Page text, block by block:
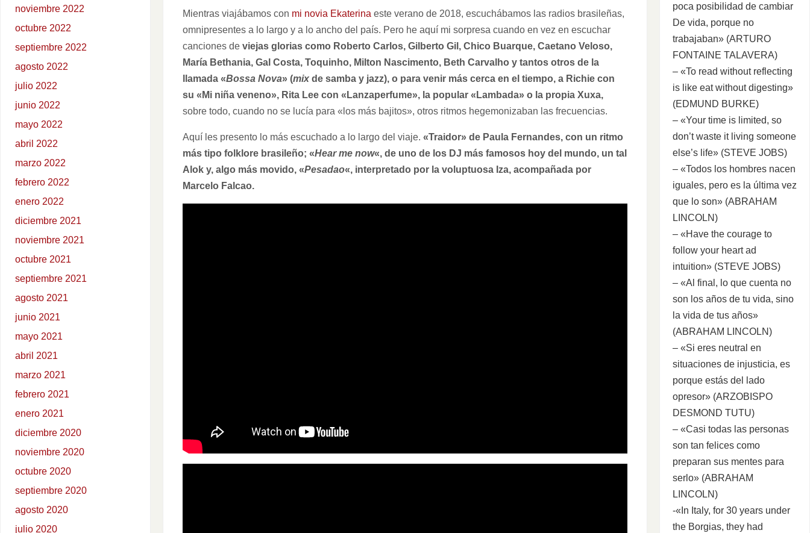
Mientras viajábamos con mi novia Ekaterina este verano de 2018, escuchábamos las radios brasileñas,
omnipresentes a lo largo y a lo ancho del país. Pero he aquí mi sorpresa cuando en vez en escuchar
canciones de viejas glorias como Roberto Carlos, Gilberto Gil, Chico Buarque, Caetano Veloso,
María Bethania, Gal Costa, Toquinho, Milton Nascimento, Beth Carvalho y tantos otros de la
llamada «Bossa Nova» (mix de samba y jazz), o para venir más cerca en el tiempo, a Richie con
su «Mi niña veneno», Rita Lee con «Lanzaperfume», la popular «Lambada» o la propia Xuxa,
sobre todo, cuando no se lucía para «los más bajitos», otros ritmos hegemonizaban las frecuencias.
Aquí les presento lo más escuchado a lo largo del viaje. «Traidor» de Paula Fernandes, con un ritmo
más tipo folklore brasileño; «Hear me now«, de uno de los DJ más famosos hoy del mundo, un tal
Alok y, algo más movido, «Pesadao«, interpretado por la voluptuosa Iza, acompañada por
Marcelo Falcao.
noviembre 2022
octubre 2022
septiembre 2022
agosto 2022
julio 2022
junio 2022
mayo 2022
abril 2022
marzo 2022
febrero 2022
enero 2022
diciembre 2021
noviembre 2021
octubre 2021
septiembre 2021
agosto 2021
junio 2021
mayo 2021
abril 2021
marzo 2021
febrero 2021
enero 2021
diciembre 2020
noviembre 2020
octubre 2020
septiembre 2020
agosto 2020
julio 2020
poca posibilidad de cambiar
De vida, porque no
trabajaban» (ARTURO
FONTAINE TALAVERA)
– «To read without reflecting
is like eat without digesting»
(EDMUND BURKE)
– «Your time is limited, so
don’t waste it living someone
else’s life» (STEVE JOBS)
– «Todos los hombres nacen
iguales, pero es la última vez
que lo son» (ABRAHAM
LINCOLN)
– «Have the courage to
follow your heart ad
intuition» (STEVE JOBS)
– «Al final, lo que cuenta no
son los años de tu vida, sino
la vida de tus años»
(ABRAHAM LINCOLN)
– «Si eres neutral en
situaciones de injusticia, es
porque estás del lado
opresor» (ARZOBISPO
DESMOND TUTU)
– «Casi todas las personas
son tan felices como
preparan sus mentes para
serlo» (ABRAHAM
LINCOLN)
-«In Italy, for 30 years under
the Borgias, they had